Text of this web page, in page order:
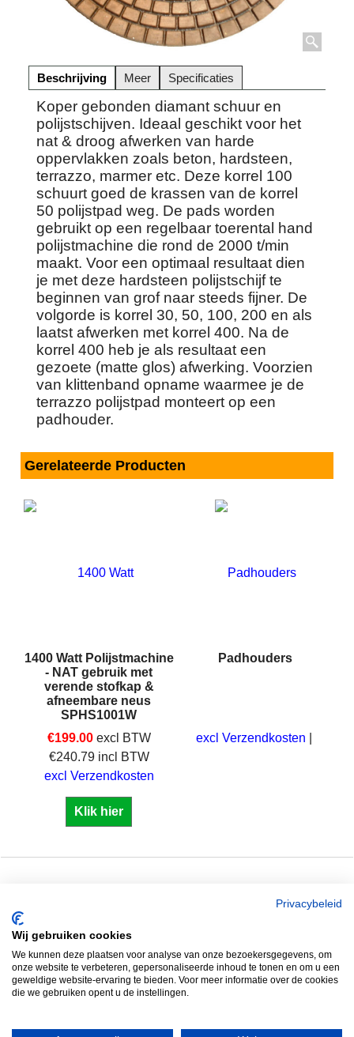
Beschrijving Meer Specificaties
Koper gebonden diamant schuur en
polijstschijven. Ideaal geschikt voor het
nat & droog afwerken van harde
oppervlakken zoals beton, hardsteen,
terrazzo, marmer etc. Deze korrel 100
schuurt goed de krassen van de korrel
50 polijstpad weg. De pads worden
gebruikt op een regelbaar toerental hand
polijstmachine die rond de 2000 t/min
maakt. Voor een optimaal resultaat dien
je met deze hardsteen polijstschijf te
beginnen van grof naar steeds fijner. De
volgorde is korrel 30, 50, 100, 200 en als
laatst afwerken met korrel 400. Na de
korrel 400 heb je als resultaat een
gezoete (matte glos) afwerking. Voorzien
van klittenband opname waarmee je de
terrazzo polijstpad monteert op een
padhouder.
Gerelateerde Producten
1400 Watt Polijstmachine
- NAT gebruik met
verende stofkap &
afneembare neus
SPHS1001W
€199.00 excl BTW
€240.79 incl BTW
excl Verzendkosten
Klik hier
Padhouders
excl Verzendkosten
38
8243 RC Lelystad
Nederland
Informatie
Tel: +31 320 793011
Email: info@spero.nl
Winkelmandje
Privacybeleid
Wij gebruiken cookies
We kunnen deze plaatsen voor analyse van onze bezoekersgegevens, om
onze website te verbeteren, gepersonaliseerde inhoud te tonen en om u een
geweldige website-ervaring te bieden. Voor meer informatie over de cookies
die we gebruiken opent u de instellingen.